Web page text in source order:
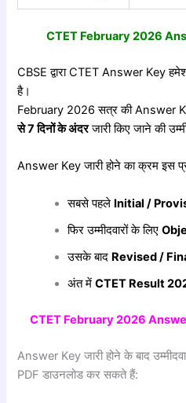
CTET February 2026
CBSE द्वारा CTET Answer Key
है।
February 2026 सत्र की Answer
से 7दिनोंकेअंदरजारी किए जाने की
Answer Key जारी होने का क्रम इस
सबसे पहले Initial /
फिर उम्मीदवारों के लिए
उसके बाद Revised /
अंत मेंCTET Result
CTET February 2026
Answer Key जारी होने के बाद
PDF डाउनलोड कर सकते हैं: